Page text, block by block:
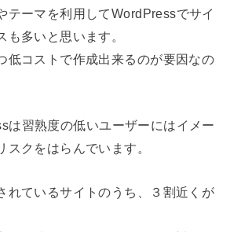
テーマを利用してWordPressでサイ
も多いと思います。
低コストで作成出来るのが要因なの
は習熟度の低いユーザーにはイメー
スクをはらんでいます。
れているサイトのうち、３割近くが